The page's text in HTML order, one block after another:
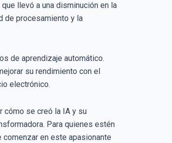
llevó a una disminución en la
de procesamiento y la
de aprendizaje automático.
su rendimiento con el
electrónico.
cómo se creó la IA y su
Para quienes estén
en este apasionante